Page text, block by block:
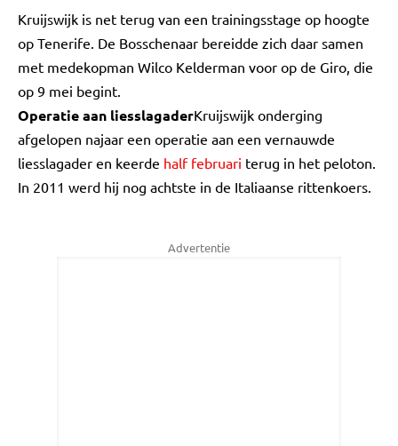
Kruijswijk is net terug van een trainingsstage op hoogte
op Tenerife. De Bosschenaar bereidde zich daar samen
met medekopman Wilco Kelderman voor op de Giro, die
op 9 mei begint.
Operatie aan liesslagaderKruijswijk onderging
afgelopen najaar een operatie aan een vernauwde
liesslagader en keerde half februari terug in het peloton.
In 2011 werd hij nog achtste in de Italiaanse rittenkoers.
Advertentie